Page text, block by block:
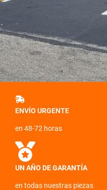
ENVÍO URGENTE
en 48-72 horas
UN AÑO DE GARANTÍA
en todas nuestras piezas